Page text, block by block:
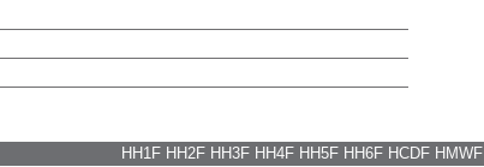
HH1F HH2F HH3F HH4F HH5F HH6F HCDF HMWF